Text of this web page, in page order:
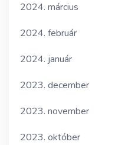
2024. március
2024. február
2024. január
2023. december
2023. november
2023. október